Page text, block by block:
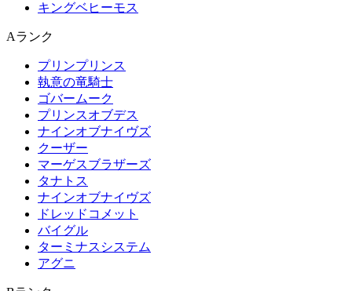
キングベヒーモス
Aランク
プリンプリンス
執意の竜騎士
ゴバームーク
プリンスオブデス
ナインオブナイヴズ
クーザー
マーゲスブラザーズ
タナトス
ナインオブナイヴズ
ドレッドコメット
バイグル
ターミナスシステム
アグニ